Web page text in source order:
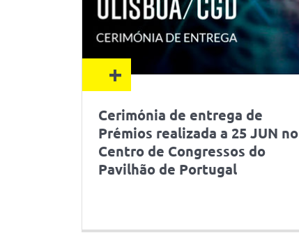
+
Cerimónia de entrega de
Prémios realizada a 25 JUN no
Centro de Congressos do
Pavilhão de Portugal